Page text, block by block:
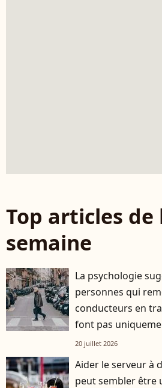
Top articles de
semaine
La psychologie
personnes qui
conducteurs en
font pas
20 juillet 2026
Aider le serveur à
peut sembler être